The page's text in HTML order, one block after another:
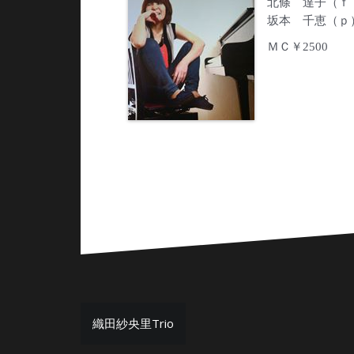
坂本 千恵（ｐ
ＭＣ￥2500
投
織田紗央里Trio